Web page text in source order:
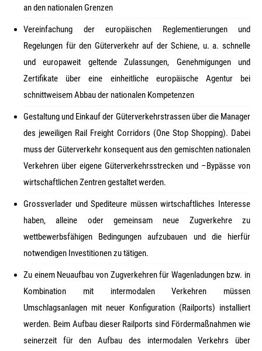
an den nationalen Grenzen
Vereinfachung der europäischen Reglementierungen und
Regelungen für den Güterverkehr auf der Schiene, u. a. schnelle
und europaweit geltende Zulassungen, Genehmigungen und
Zertifikate über eine einheitliche europäische Agentur bei
schnittweisem Abbau der nationalen Kompetenzen
Gestaltung und Einkauf der Güterverkehrstrassen über die Manager
des jeweiligen Rail Freight Corridors (One Stop Shopping). Dabei
muss der Güterverkehr konsequent aus den gemischten nationalen
Verkehren über eigene Güterverkehrsstrecken und –Bypässe von
wirtschaftlichen Zentren gestaltet werden.
Grossverlader und Spediteure müssen wirtschaftliches Interesse
haben, alleine oder gemeinsam neue Zugverkehre zu
wettbewerbsfähigen Bedingungen aufzubauen und die hierfür
notwendigen Investitionen zu tätigen.
Zu einem Neuaufbau von Zugverkehren für Wagenladungen bzw. in
Kombination mit intermodalen Verkehren müssen
Umschlagsanlagen mit neuer Konfiguration (Railports) installiert
werden. Beim Aufbau dieser Railports sind Fördermaßnahmen wie
seinerzeit für den Aufbau des intermodalen Verkehrs über